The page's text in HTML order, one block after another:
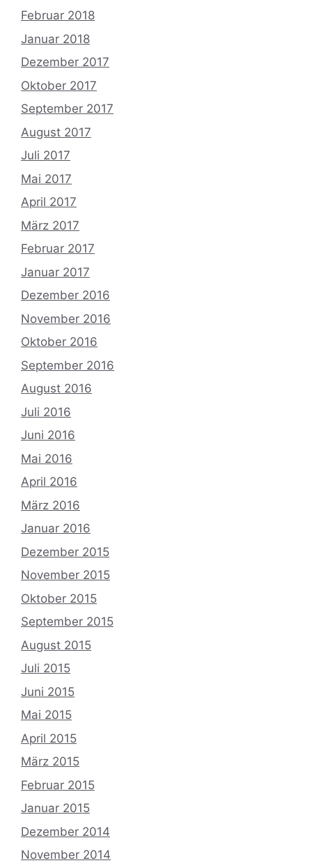
Februar 2018
Januar 2018
Dezember 2017
Oktober 2017
September 2017
August 2017
Juli 2017
Mai 2017
April 2017
März 2017
Februar 2017
Januar 2017
Dezember 2016
November 2016
Oktober 2016
September 2016
August 2016
Juli 2016
Juni 2016
Mai 2016
April 2016
März 2016
Januar 2016
Dezember 2015
November 2015
Oktober 2015
September 2015
August 2015
Juli 2015
Juni 2015
Mai 2015
April 2015
März 2015
Februar 2015
Januar 2015
Dezember 2014
November 2014